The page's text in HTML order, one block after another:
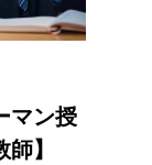
マン授
】